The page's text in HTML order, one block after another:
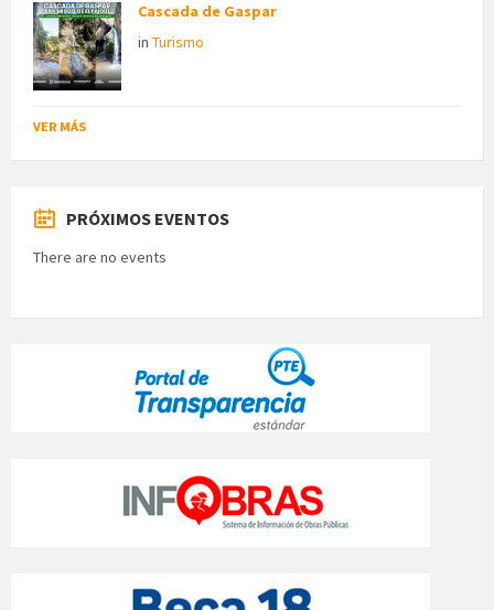
Cascada de Gaspar
in Turismo
VER MÁS
PRÓXIMOS EVENTOS
There are no events